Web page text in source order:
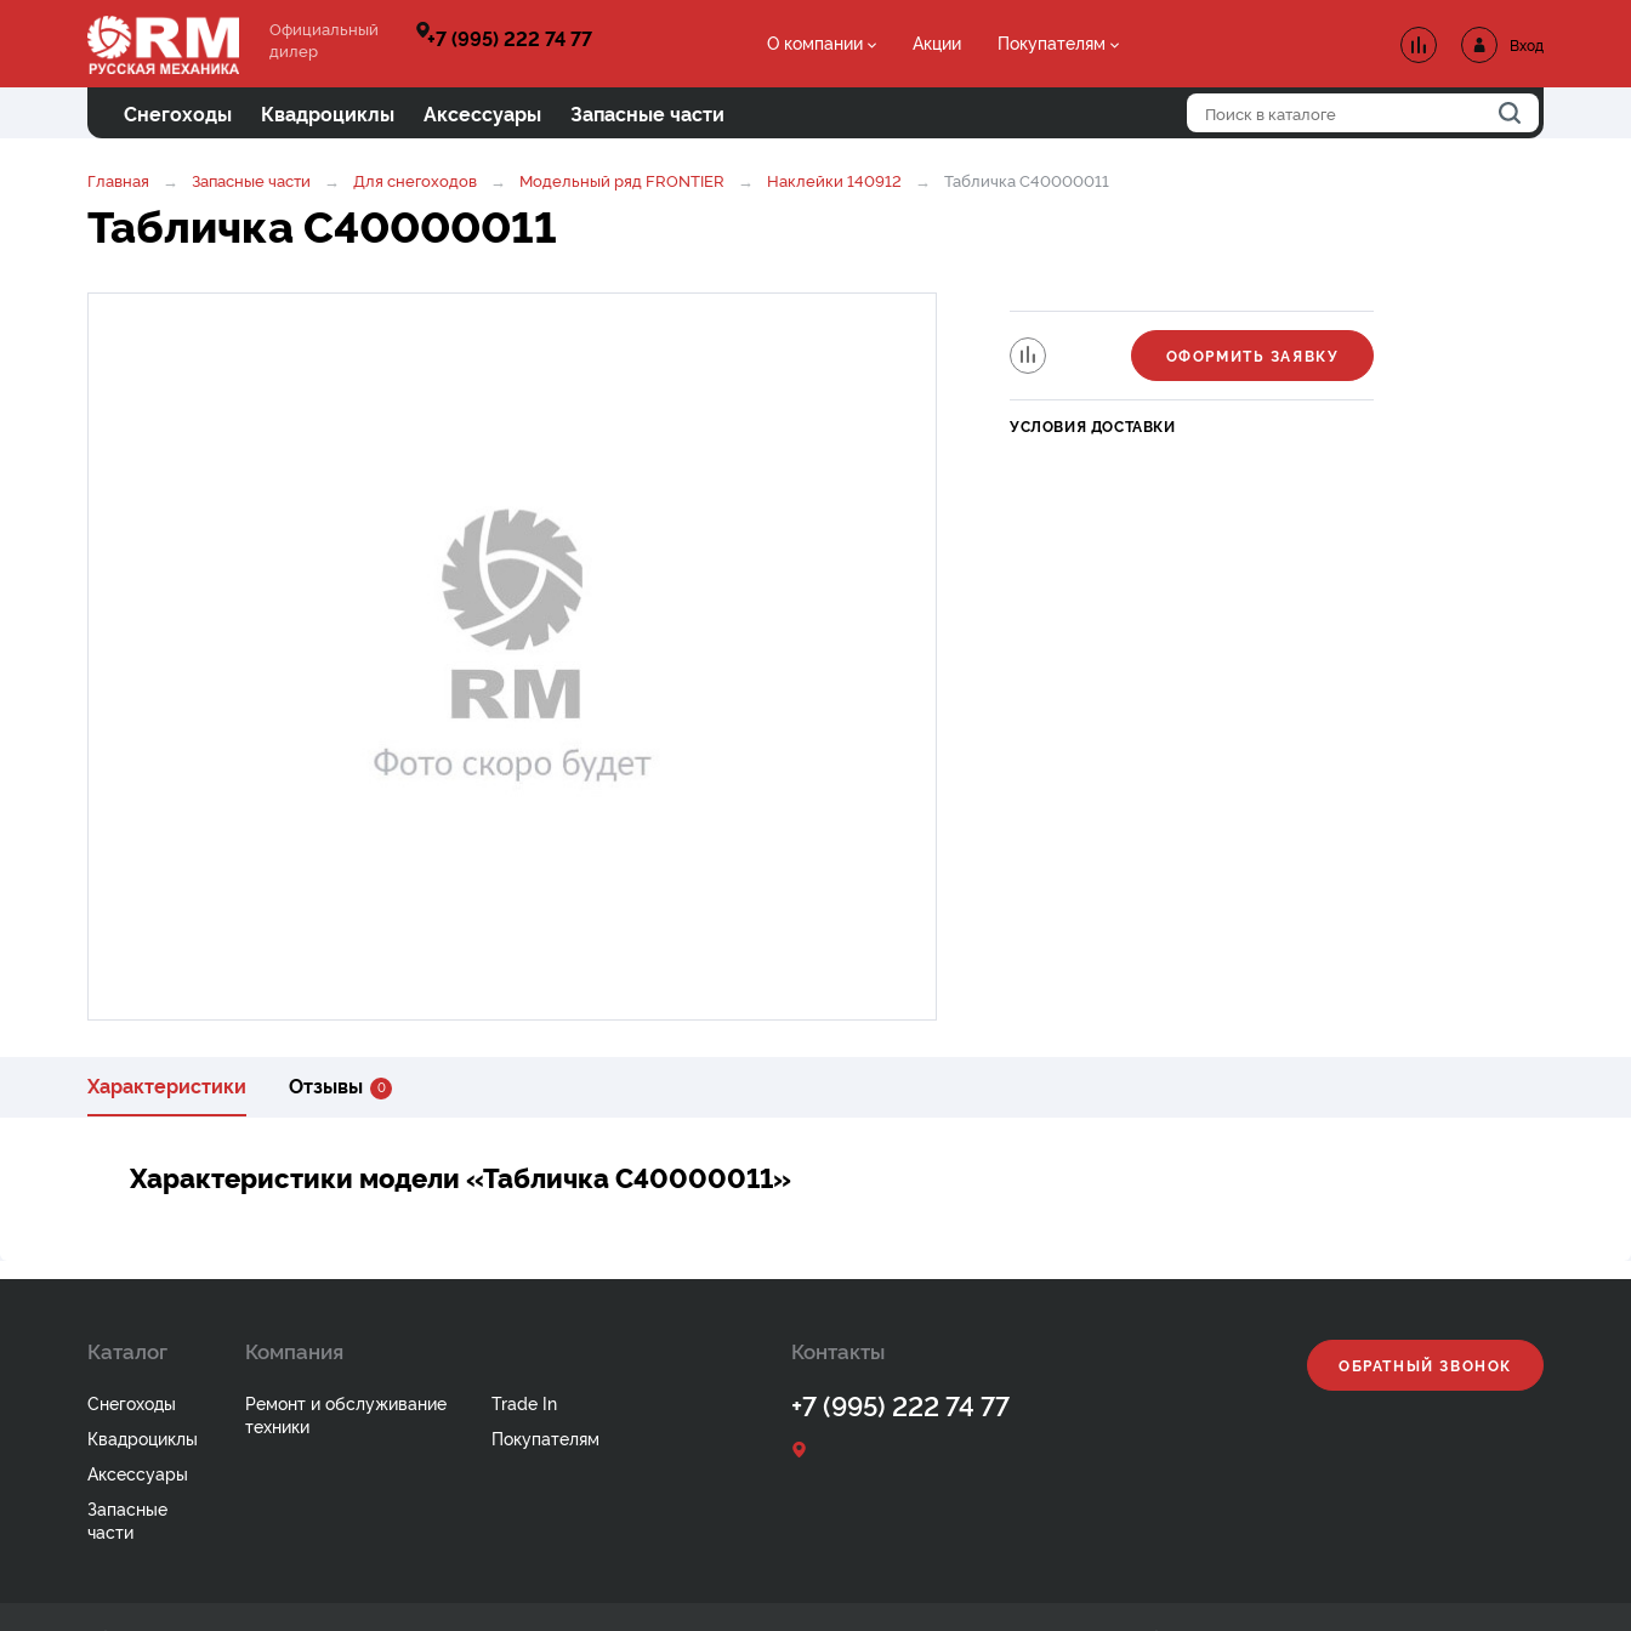
Официальный
дилер
Вход
+7 (995) 222 74 77 О компании Акции Покупателям
Снегоходы Квадроциклы Аксессуары Запасные части
Главная Запасные части Для снегоходов Модельный ряд FRONTIER Наклейки 140912 Табличка C40000011
Табличка C40000011
ОФОРМИТЬ ЗАЯВКУ
УСЛОВИЯ ДОСТАВКИ
Характеристики Отзывы 0
Характеристики модели «Табличка C40000011»
Каталог
Снегоходы
Квадроциклы
Аксессуары
Запасные
части
Компания
Ремонт и обслуживание
техники
Trade In
Покупателям
Контакты
+7 (995) 222 74 77
ОБРАТНЫЙ ЗВОНОК